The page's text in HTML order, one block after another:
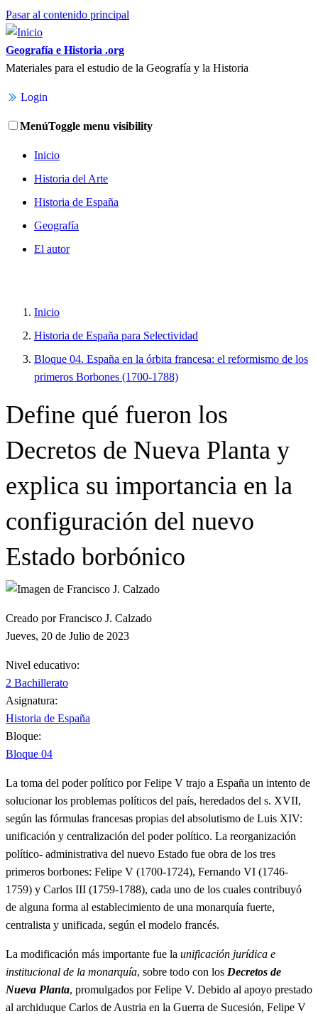
Pasar al contenido principal
Geografía e Historia .org
Materiales para el estudio de la Geografía y la Historia
Login
MenúToggle menu visibility
Inicio
Historia del Arte
Historia de España
Geografía
El autor
Inicio
Historia de España para Selectividad
Bloque 04. España en la órbita francesa: el reformismo de los
primeros Borbones (1700-1788)
Define qué fueron los
Decretos de Nueva Planta y
explica su importancia en la
configuración del nuevo
Estado borbónico
Creado por Francisco J. Calzado
Jueves, 20 de Julio de 2023
Nivel educativo:
2 Bachillerato
Asignatura:
Historia de España
Bloque:
Bloque 04
La toma del poder político por Felipe V trajo a España un intento de
solucionar los problemas políticos del país, heredados del s. XVII,
según las fórmulas francesas propias del absolutismo de Luis XIV:
unificación y centralización del poder político. La reorganización
político- administrativa del nuevo Estado fue obra de los tres
primeros borbones: Felipe V (1700-1724), Fernando VI (1746-
1759) y Carlos III (1759-1788), cada uno de los cuales contribuyó
de alguna forma al establecimiento de una monarquía fuerte,
centralista y unificada, según el modelo francés.
La modificación más importante fue la unificación jurídica e
institucional de la monarquía, sobre todo con los Decretos de
Nueva Planta, promulgados por Felipe V. Debido al apoyo prestado
al archiduque Carlos de Austria en la Guerra de Sucesión, Felipe V